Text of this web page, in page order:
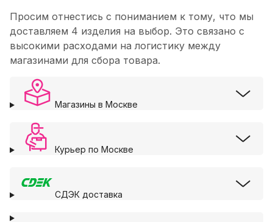
Просим отнестись с пониманием к тому, что мы
доставляем 4 изделия на выбор. Это связано с
высокими расходами на логистику между
магазинами для сбора товара.
Магазины в Москве
Курьер по Москве
СДЭК доставка